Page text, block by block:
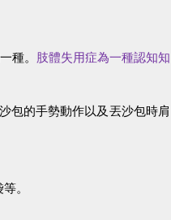
種。
肢體失用症為一種認知知
包的手勢動作以及丟沙包時肩
。